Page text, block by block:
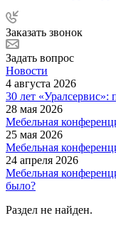
Заказать звонок
Задать вопрос
Новости
4 августа 2026
30 лет «Уралсервис»:
28 мая 2026
Мебельная
25 мая 2026
Мебельная
24 апреля 2026
Мебельная
было?
Раздел не найден.